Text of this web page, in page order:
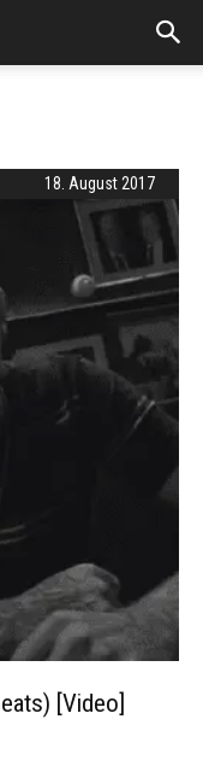
18. August 2017
[Video]